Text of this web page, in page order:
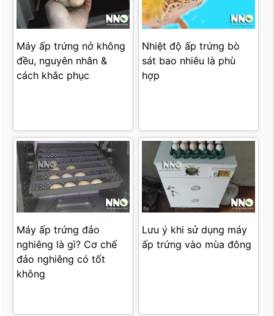
Máy ấp trứng nở không
đều, nguyên nhân &
cách khắc phục
Nhiệt độ ấp trứng bò
sát bao nhiêu là phù
hợp
Máy ấp trứng đảo
nghiêng là gì? Cơ chế
đảo nghiêng có tốt
không
Lưu ý khi sử dụng máy
ấp trứng vào mùa đông